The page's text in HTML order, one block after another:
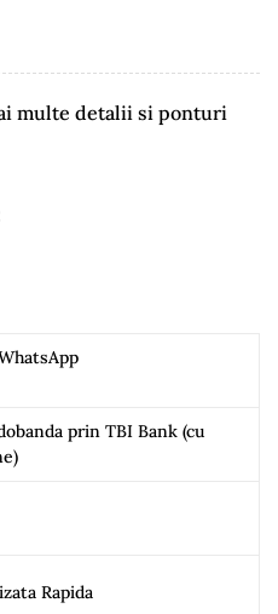
multe detalii si ponturi
prin TBI Bank (cu
Rapida